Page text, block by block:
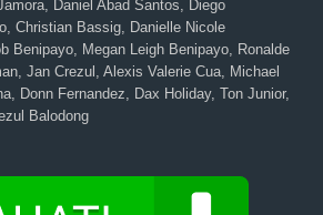
Daniel Abad Santos, Diego
Christian Bassig, Danielle Nicole
Benipayo, Megan Leigh Benipayo, Ronalde
Jan Crezul, Alexis Valerie Cua, Michael
Donn Fernandez, Dax Holiday, Ton Junior,
Balodong